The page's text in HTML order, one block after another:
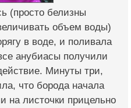
(просто белизны
объем воды)
в воде, и поливала
анубиасы получили
Минуты три,
что борода начала
на листочки прицельно